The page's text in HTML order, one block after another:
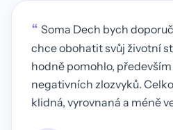
“ Soma Dech bych
chce obohatit svůj životní
hodně pomohlo,
negativních zlozvyků.
klidná, vyrovnaná a méně